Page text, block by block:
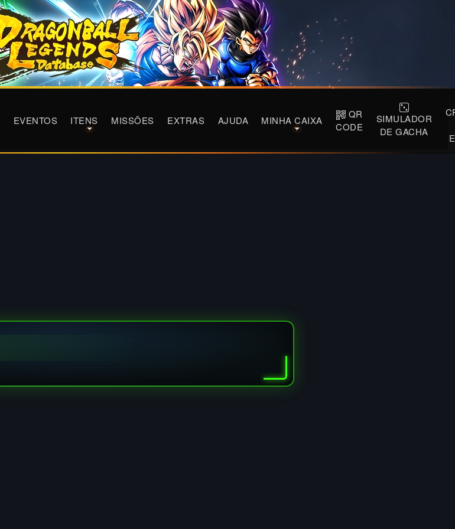
EVENTOS ITENS MISSÕES EXTRAS AJUDA MINHA CAIXA
QR
CODE
SIMULADOR
DE GACHA